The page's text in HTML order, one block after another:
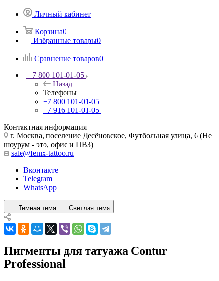
Личный кабинет
Корзина0
Избранные товары0
Сравнение товаров0
+7 800 101-01-05
Назад
Телефоны
+7 800 101-01-05
+7 916 101-01-05
Контактная информация
г. Москва, поселение Десёновское, Футбольная улица, 6 (Не
шоурум - это, офис и ПВЗ)
sale@fenix-tattoo.ru
Вконтакте
Telegram
WhatsApp
Темная тема Светлая тема
Пигменты для татуажа Contur
Professional